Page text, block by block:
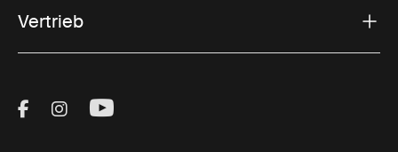
Vertrieb
Visit Thule on Facebook (external link)
Visit Thule on Instagram (external link)
Visit Thule on Youtube (external